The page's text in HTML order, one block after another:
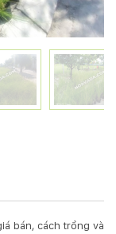
bán, cách trồng và